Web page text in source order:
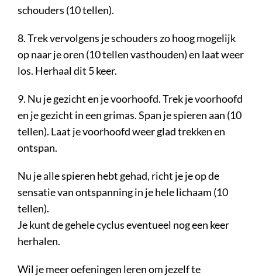
schouders (10 tellen).
8. Trek vervolgens je schouders zo hoog mogelijk
op naar je oren (10 tellen vasthouden) en laat weer
los. Herhaal dit 5 keer.
9. Nu je gezicht en je voorhoofd. Trek je voorhoofd
en je gezicht in een grimas. Span je spieren aan (10
tellen). Laat je voorhoofd weer glad trekken en
ontspan.
Nu je alle spieren hebt gehad, richt je je op de
sensatie van ontspanning in je hele lichaam (10
tellen).
Je kunt de gehele cyclus eventueel nog een keer
herhalen.
Wil je meer oefeningen leren om jezelf te